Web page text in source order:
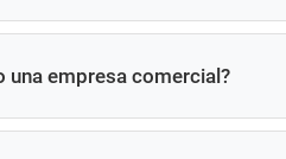
de calidad ISO.
una empresa comercial?
de máquinas roscadoras